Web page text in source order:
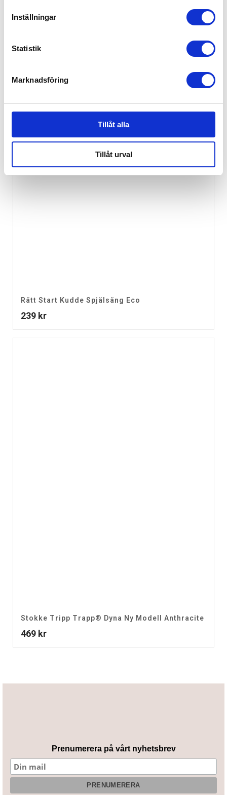
Inställningar
Statistik
Marknadsföring
Tillåt alla
Tillåt urval
Rätt Start Kudde Spjälsäng Eco
239 kr
Stokke Tripp Trapp® Dyna Ny Modell Anthracite
469 kr
Prenumerera på vårt nyhetsbrev